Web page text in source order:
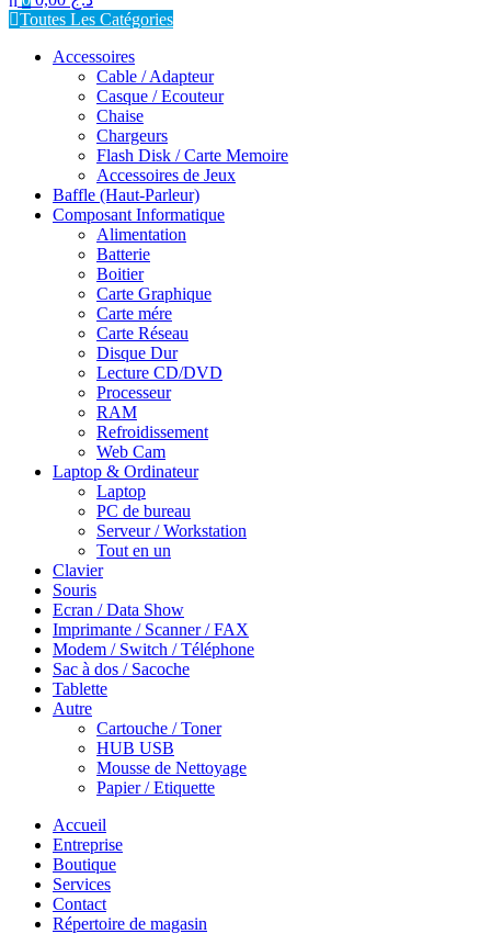
Toutes Les Catégories
Accessoires
Cable / Adapteur
Casque / Ecouteur
Chaise
Chargeurs
Flash Disk / Carte Memoire
Accessoires de Jeux
Baffle (Haut-Parleur)
Composant Informatique
Alimentation
Batterie
Boitier
Carte Graphique
Carte mére
Carte Réseau
Disque Dur
Lecture CD/DVD
Processeur
RAM
Refroidissement
Web Cam
Laptop & Ordinateur
Laptop
PC de bureau
Serveur / Workstation
Tout en un
Clavier
Souris
Ecran / Data Show
Imprimante / Scanner / FAX
Modem / Switch / Téléphone
Sac à dos / Sacoche
Tablette
Autre
Cartouche / Toner
HUB USB
Mousse de Nettoyage
Papier / Etiquette
Accueil
Entreprise
Boutique
Services
Contact
Répertoire de magasin